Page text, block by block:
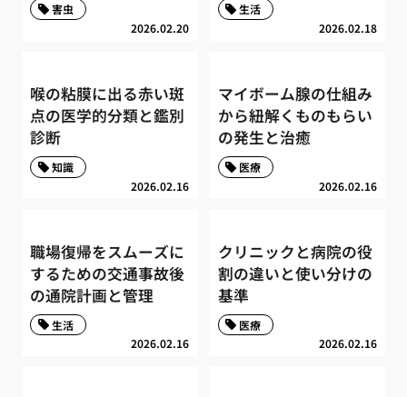
2026.02.20
害虫
2026.02.18
生活
喉の粘膜に出る赤い斑
点の医学的分類と鑑別
診断
2026.02.16
知識
マイボーム腺の仕組み
から紐解くものもらい
の発生と治癒
2026.02.16
医療
職場復帰をスムーズに
するための交通事故後
の通院計画と管理
2026.02.16
生活
クリニックと病院の役
割の違いと使い分けの
基準
2026.02.16
医療